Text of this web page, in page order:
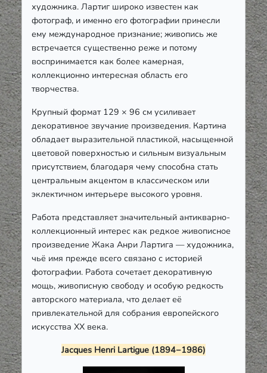
художника. Лартиг широко известен как
фотограф, и именно его фотографии принесли
ему международное признание; живопись же
встречается существенно реже и потому
воспринимается как более камерная,
коллекционно интересная область его
творчества.
Крупный формат 129 × 96 см усиливает
декоративное звучание произведения. Картина
обладает выразительной пластикой, насыщенной
цветовой поверхностью и сильным визуальным
присутствием, благодаря чему способна стать
центральным акцентом в классическом или
эклектичном интерьере высокого уровня.
Работа представляет значительный антикварно-
коллекционный интерес как редкое живописное
произведение Жака Анри Лартига — художника,
чьё имя прежде всего связано с историей
фотографии. Работа сочетает декоративную
мощь, живописную свободу и особую редкость
авторского материала, что делает её
привлекательной для собрания европейского
искусства XX века.
Jacques Henri Lartigue (1894−1986)